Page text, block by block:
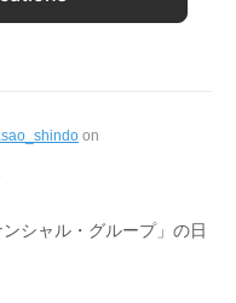
on
シャル・グループ」の日